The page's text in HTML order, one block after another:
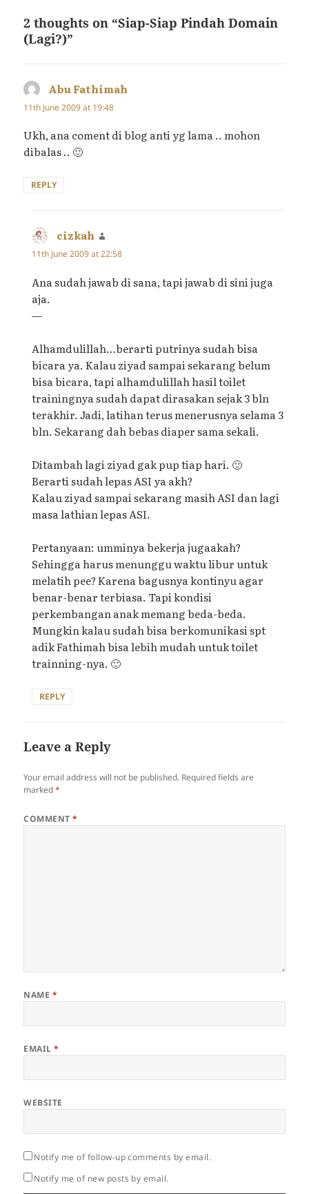
2 thoughts on “Siap-Siap Pindah Domain
(Lagi?)”
Abu Fathimah
11th June 2009 at 19:48
Ukh, ana coment di blog anti yg lama .. mohon
dibalas .. 🙂
REPLY
cizkah
11th June 2009 at 22:58
Ana sudah jawab di sana, tapi jawab di sini juga
aja.
—
Alhamdulillah…berarti putrinya sudah bisa
bicara ya. Kalau ziyad sampai sekarang belum
bisa bicara, tapi alhamdulillah hasil toilet
trainingnya sudah dapat dirasakan sejak 3 bln
terakhir. Jadi, latihan terus menerusnya selama 3
bln. Sekarang dah bebas diaper sama sekali.
Ditambah lagi ziyad gak pup tiap hari. 🙂
Berarti sudah lepas ASI ya akh?
Kalau ziyad sampai sekarang masih ASI dan lagi
masa lathian lepas ASI.
Pertanyaan: umminya bekerja jugaakah?
Sehingga harus menunggu waktu libur untuk
melatih pee? Karena bagusnya kontinyu agar
benar-benar terbiasa. Tapi kondisi
perkembangan anak memang beda-beda.
Mungkin kalau sudah bisa berkomunikasi spt
adik Fathimah bisa lebih mudah untuk toilet
trainning-nya. 🙂
REPLY
Leave a Reply
Your email address will not be published. Required fields are
marked*
COMMENT*
NAME *
EMAIL*
WEBSITE
Notify me of follow-up comments by email.
Notify me of new posts by email.